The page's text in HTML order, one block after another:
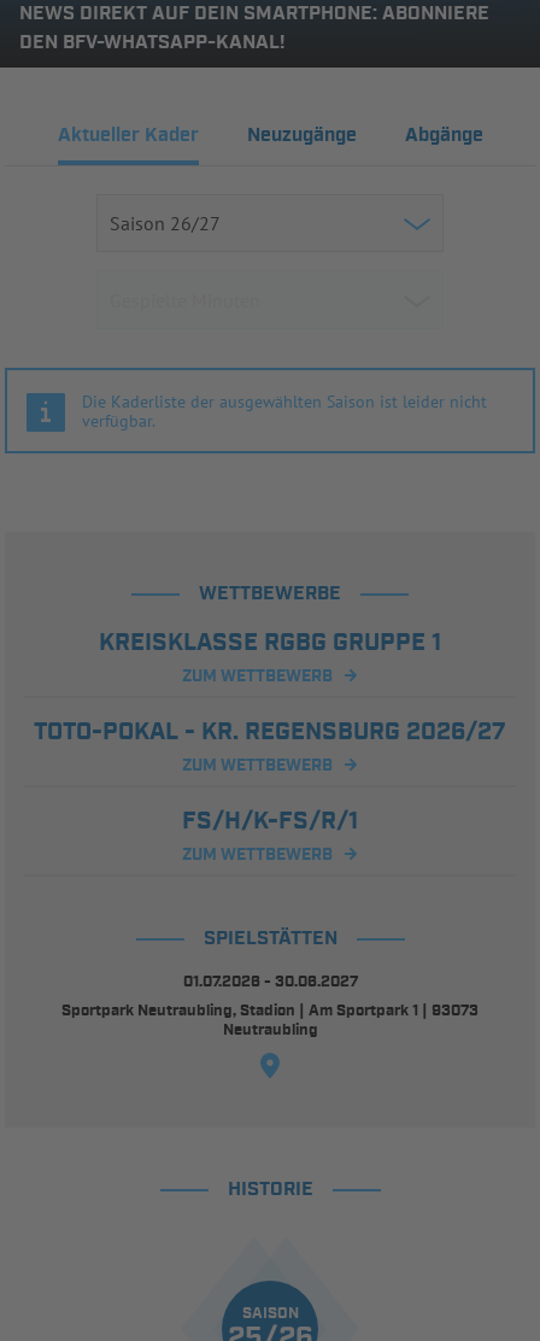
NEWS DIREKT AUF DEIN SMARTPHONE: ABONNIERE
DEN BFV-WHATSAPP-KANAL!
Aktueller Kader Neuzugänge Abgänge
Die Kaderliste der ausgewählten Saison ist leider nicht
verfügbar.
WETTBEWERBE
KREISKLASSE RGBG GRUPPE 1
ZUM WETTBEWERB
TOTO-POKAL - KR. REGENSBURG 2026/27
ZUM WETTBEWERB
FS/H/K-FS/R/1
ZUM WETTBEWERB
SPIELSTÄTTEN
01.07.2026 - 30.06.2027
Sportpark Neutraubling, Stadion | Am Sportpark 1 | 93073
Neutraubling
HISTORIE
SAISON